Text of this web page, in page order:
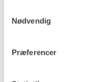
Nødvendig
Præferencer